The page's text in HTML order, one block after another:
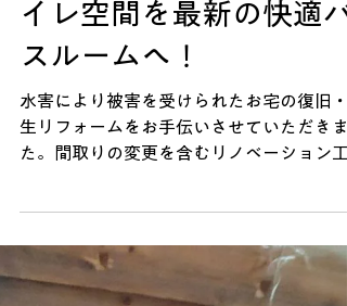
7月2日
【施工事例】水害復旧か
らのリノベーション。ト
イレ空間を最新の快適バ
水害により被害を受けられたお宅の復旧・
生リフォームをお手伝いさせていただきま
た。間取りの変更を含むリノベーション工